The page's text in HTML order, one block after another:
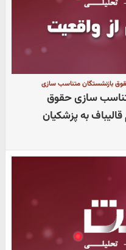
بازنشستگان متناسب سازی
سازی حقوق
به پزشکیان